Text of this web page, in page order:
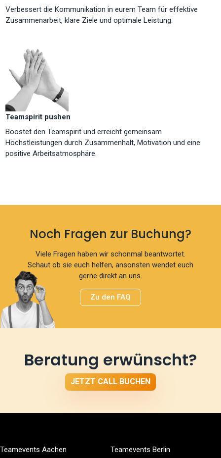
Verbessert die Kommunikation in eurem Team für effektive
Zusammenarbeit, klare Ziele und optimale Leistung.
Teamspirit pushen
Boostet den Teamspirit und erreicht gemeinsam
Höchstleistungen durch Zusammenhalt, Motivation und eine
positive Arbeitsatmosphäre.
Noch Fragen zur Buchung?
Viele Fragen haben wir schonmal beantwortet.
Schaut ob sie euch helfen, ansonsten wendet euch
gerne direkt an uns.
Zu den FAQ
Beratung erwünscht?
JETZT CALL BUCHEN
Teamevents Aachen
Teamevents Berlin